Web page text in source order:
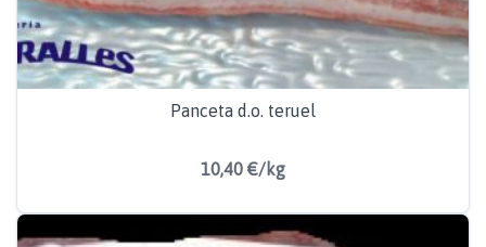
Panceta d.o. teruel
10,40 €/kg